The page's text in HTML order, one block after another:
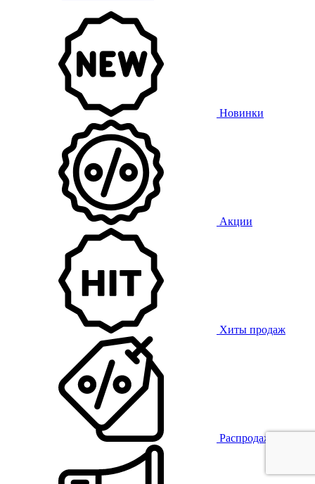
Новинки
Акции
Хиты продаж
Распродажа